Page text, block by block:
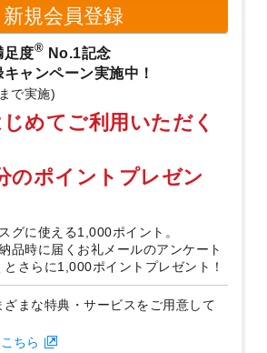
新規会員登録
足度® No.1記念
ャンペーン実施中！
で実施)
めてご利用いただく
のポイントプレゼン
グに使える1,000ポイント。
品時に届くお礼メールのアンケート
さらに1,000ポイントプレゼント！
ざまな特典・サービスをご用意して
ちら